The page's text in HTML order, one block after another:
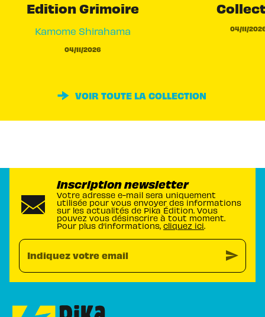
Edition Grimoire
Kamome Shirahama
04/11/2026
04/11/
VOIR TOUTE LA COLLECTION
Inscription newsletter
Votre adresse e-mail sera uniquement
utilisée pour vous envoyer des informations
sur les actualités de Pika Édition. Vous
pouvez vous désinscrire à tout moment.
Pour plus d’informations, cliquez ici.
Indiquez votre email send